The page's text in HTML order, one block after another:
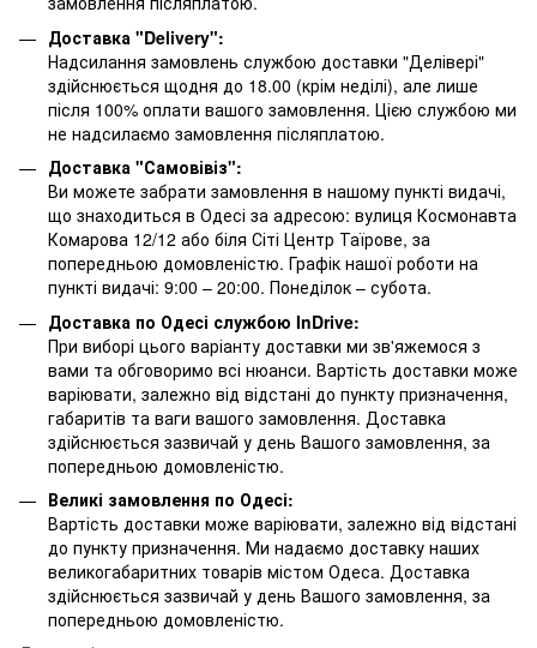
Доставка "Delivery":
Надсилання замовлень службою доставки "Делівері"
здійснюється щодня до 18.00 (крім неділі), але лише
після 100% оплати вашого замовлення. Цією службою ми
не надсилаємо замовлення післяплатою.
Доставка "Самовівіз":
Ви можете забрати замовлення в нашому пункті видачі,
що знаходиться в Одесі за адресою: вулиця Космонавта
Комарова 12/12 або біля Сіті Центр Таїрове, за
попередньою домовленістю. Графік нашої роботи на
пункті видачі: 9:00 – 20:00. Понеділок – субота.
Доставка по Одесі службою InDrive:
При виборі цього варіанту доставки ми зв'яжемося з
вами та обговоримо всі нюанси. Вартість доставки може
варіювати, залежно від відстані до пункту призначення,
габаритів та ваги вашого замовлення. Доставка
здійснюється зазвичай у день Вашого замовлення, за
попередньою домовленістю.
Великі замовлення по Одесі:
Вартість доставки може варіювати, залежно від відстані
до пункту призначення. Ми надаємо доставку наших
великогабаритних товарів містом Одеса. Доставка
здійснюється зазвичай у день Вашого замовлення, за
попередньою домовленістю.